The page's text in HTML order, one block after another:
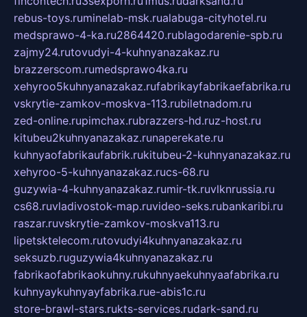
rebus-toys.ruminelab-msk.rualabuga-cityhotel.ru
medsprawo-4-ka.ru2864420.rublagodarenie-spb.ru
zajmy24.rutovudyi-4-kuhnyanazakaz.ru
brazzerscom.rumedsprawo4ka.ru
xehyroo5kuhnyanazakaz.rufabrikayfabrikaefabrika.ru
vskrytie-zamkov-moskva-113.rubiletnadom.ru
zed-online.rupimchax.rubrazzers-hd.ruz-host.ru
kitubeu2kuhnyanazakaz.runaperekate.ru
kuhnyaofabrikaufabrik.rukitubeu-2-kuhnyanazakaz.ru
xehyroo-5-kuhnyanazakaz.rucs-68.ru
guzywia-4-kuhnyanazakaz.rumir-tk.ruvlknrussia.ru
cs68.ruvladivostok-map.ruvideo-seks.rubankaribi.ru
raszar.ruvskrytie-zamkov-moskva113.ru
lipetsktelecom.rutovudyi4kuhnyanazakaz.ru
seksuzb.ruguzywia4kuhnyanazakaz.ru
fabrikaofabrikaokuhny.rukuhnyaekuhnyaafabrika.ru
kuhnyaykuhnyayfabrika.rue-abis1c.ru
store-brawl-stars.rukts-services.rudark-sand.ru